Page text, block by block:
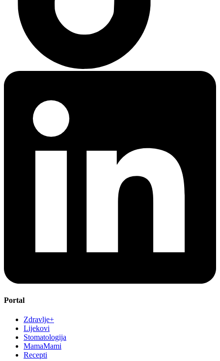
Portal
Zdravlje+
Lijekovi
Stomatologija
MamaMami
Recepti